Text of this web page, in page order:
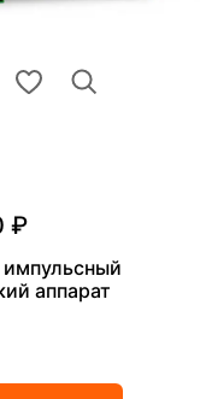
₽
аппарат